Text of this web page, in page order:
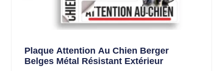
Plaque Attention Au Chien Berger
Belges Métal Résistant Extérieur